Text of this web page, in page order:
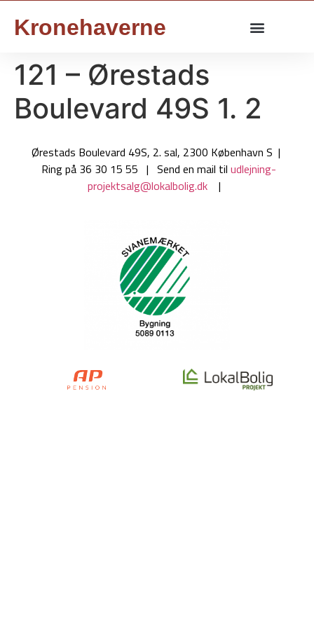
Kronehaverne
121 – Ørestads
Boulevard 49S 1. 2
Ørestads Boulevard 49S, 2. sal, 2300 København S |
Ring på 36 30 15 55 | Send en mail til udlejning-
projektsalg@lokalbolig.dk |